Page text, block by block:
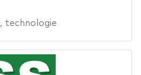
, technologie